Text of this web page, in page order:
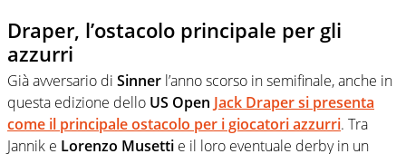
Draper, l’ostacolo principale per gli
azzurri
Già avversario di Sinner l’anno scorso in semifinale, anche in
questa edizione dello US Open Jack Drapersi presenta
come il principale ostacolo per i giocatori azzurri. Tra
Jannik e Lorenzo Musetti e il loro eventuale derby in un